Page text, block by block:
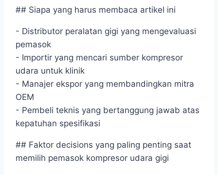
## Siapa yang harus membaca artikel ini
- Distributor peralatan gigi yang mengevaluasi
pemasok
- Importir yang mencari sumber kompresor
udara untuk klinik
- Manajer ekspor yang membandingkan mitra
OEM
- Pembeli teknis yang bertanggung jawab atas
kepatuhan spesifikasi
## Faktor decisions yang paling penting saat
memilih pemasok kompresor udara gigi